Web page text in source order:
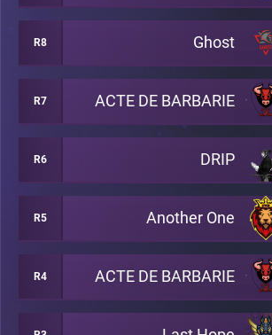
R8 Ghost
R7 ACTE DE BARBARIE
R6 DRIP
R5 Another One
R4 ACTE DE BARBARIE